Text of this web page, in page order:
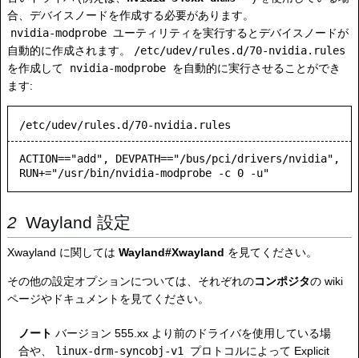
合、デバイスノードを作成する必要があります。
nvidia-modprobe ユーティリティを実行するとデバイスノードが
自動的に作成されます。
/etc/udev/rules.d/70-nvidia.rules
を作成して
nvidia-modprobe を自動的に実行させることができ
ます:
/etc/udev/rules.d/70-nvidia.rules
ACTION=="add", DEVPATH=="/bus/pci/drivers/nvidia",
RUN+="/usr/bin/nvidia-modprobe -c 0 -u"
Wayland 設定
Xwayland に関しては Wayland#Xwayland を見てください。
その他の設定オプションについては、それぞれのコンポジタの wiki
ページやドキュメントを見てください。
ノート バージョン 555.xx より前のドライバを使用している場
合や、
linux-drm-syncobj-v1
プロトコルによって Explicit